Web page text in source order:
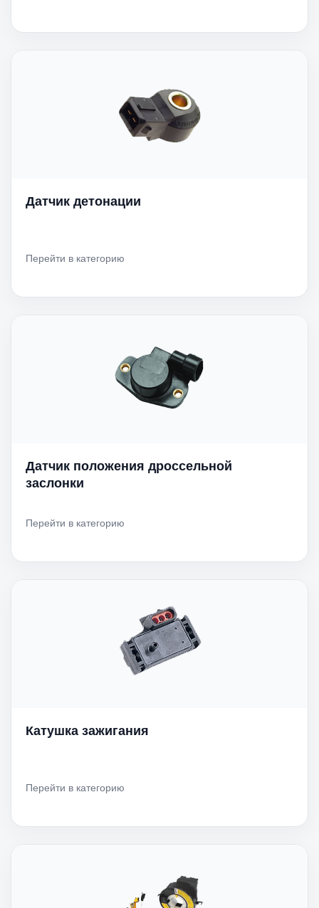
Датчик детонации
Перейти в категорию
Датчик положения дроссельной
заслонки
Перейти в категорию
Катушка зажигания
Перейти в категорию